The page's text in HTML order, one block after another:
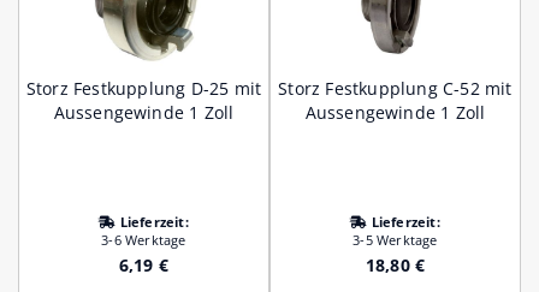
Storz Festkupplung D-25 mit
Aussengewinde 1 Zoll
Lieferzeit:
3-6 Werktage
6,19 €
Storz Festkupplung C-52 mit
Aussengewinde 1 Zoll
Lieferzeit:
3-5 Werktage
18,80 €